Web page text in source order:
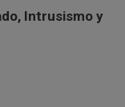
Intrusismo y